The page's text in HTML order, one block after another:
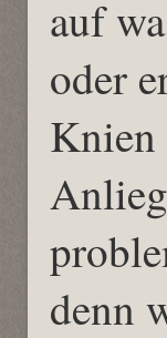
auf
oder
Knien
denn